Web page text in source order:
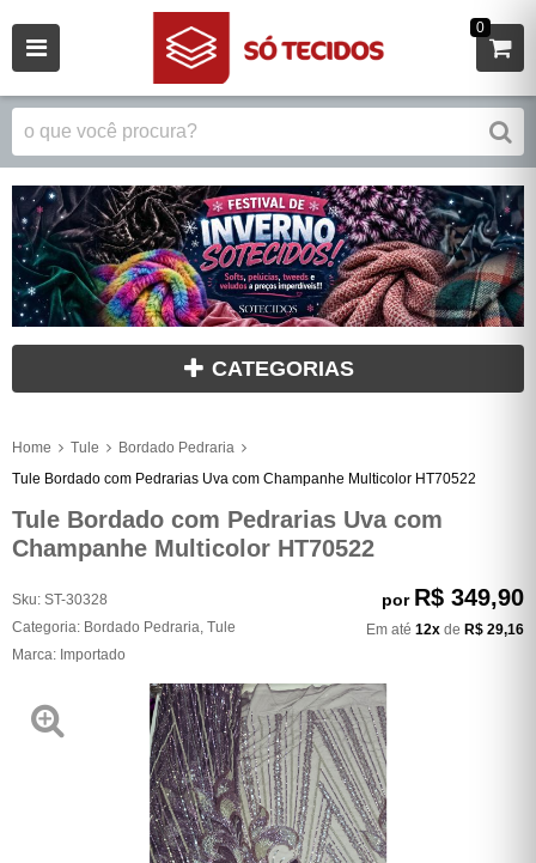
0
CATEGORIAS
Home Tule
Bordado Pedraria
Tule Bordado com Pedrarias Uva com Champanhe Multicolor HT70522
Tule Bordado com Pedrarias Uva com
Champanhe Multicolor HT70522
Sku: ST-30328
Categoria: Bordado Pedraria Tule
Marca: Importado
por R$ 349,90
Em até 12x de R$ 29,16